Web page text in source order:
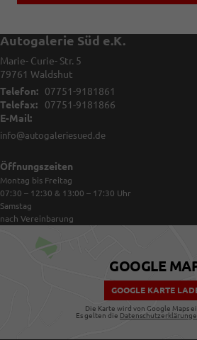
Autogalerie Süd e.K.
Marie- Curie- Str. 5
79761 Waldshut
Telefon:
07751-9181861
Telefax:
07751-9181866
E-Mail:
info@autogaleriesued.de
Öffnungszeiten
Montag bis Freitag
07:30 – 12:30 & 13:00 – 17:30 Uhr
Samstag
nach Vereinbarung
GOOGLE
GOOGLE KARTE
Die Karte wird von Google Maps
Es gelten die